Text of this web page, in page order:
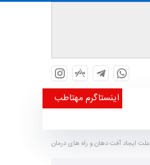
اینستاگرم مهتاطب
علت ایجاد آفت دهان و راه های درمان